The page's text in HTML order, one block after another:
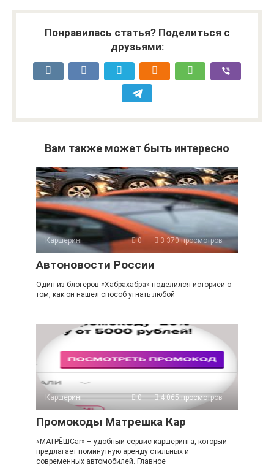
Понравилась статья? Поделиться с
друзьями:
Вам также может быть интересно
Каршеринг 0 3 370 просмотров
Автоновости России
Один из блогеров «Хабрахабра» поделился историей о
том, как он нашел способ угнать любой
Каршеринг 0 4 065 просмотров
Промокоды Матрешка Кар
«МАТРЁШCar» – удобный сервис каршеринга, который
предлагает поминутную аренду стильных и
современных автомобилей. Главное